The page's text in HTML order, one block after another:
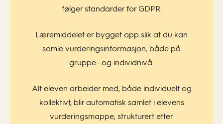
følger standarder for GDPR.
Læremiddelet er bygget opp slik at du kan
samle vurderingsinformasjon, både på
gruppe- og individnivå.
Alt eleven arbeider med, både individuelt og
kollektivt, blir automatisk samlet i elevens
vurderingsmappe, strukturert etter